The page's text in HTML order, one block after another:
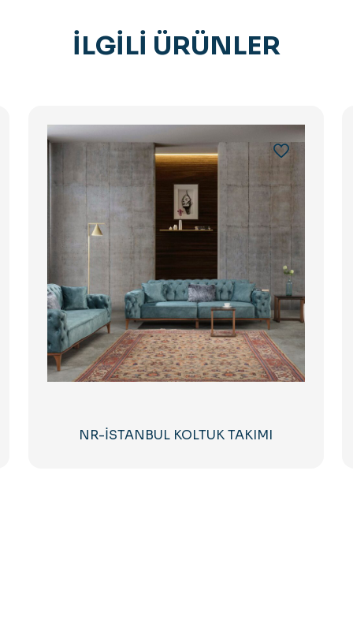
İLGILI ÜRÜNLER
NR-İSTANBUL KOLTUK TAKIMI